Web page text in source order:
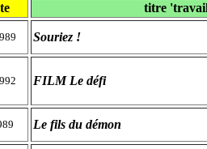
titre
Souriez !
FILM Le défi
Le fils du démon